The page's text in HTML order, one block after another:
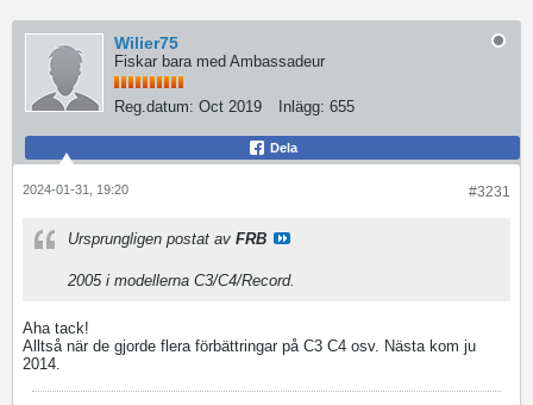
Wilier75
Fiskar bara med Ambassadeur
Reg.datum: Oct 2019 Inlägg: 655
Dela
#3231
2024-01-31, 19:20
Ursprungligen postat av FRB
2005 i modellerna C3/C4/Record.
Aha tack!
Alltså när de gjorde flera förbättringar på C3 C4 osv. Nästa kom ju
2014.